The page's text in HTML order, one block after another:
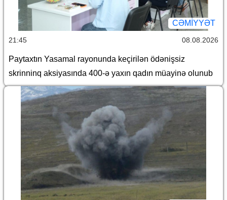
CƏMİYYƏT
21:45 08.08.2026
Paytaxtın Yasamal rayonunda keçirilən ödənişsiz
skrinninq aksiyasında 400-ə yaxın qadın müayinə olunub